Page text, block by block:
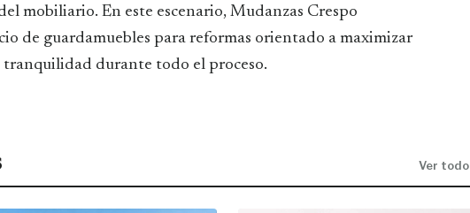
mobiliario. En este escenario, Mudanzas Crespo
de guardamuebles para reformas orientado a maximizar
durante todo el proceso.
Ver todo